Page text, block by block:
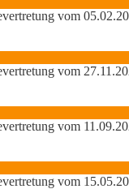
vom
vom
vom
vom